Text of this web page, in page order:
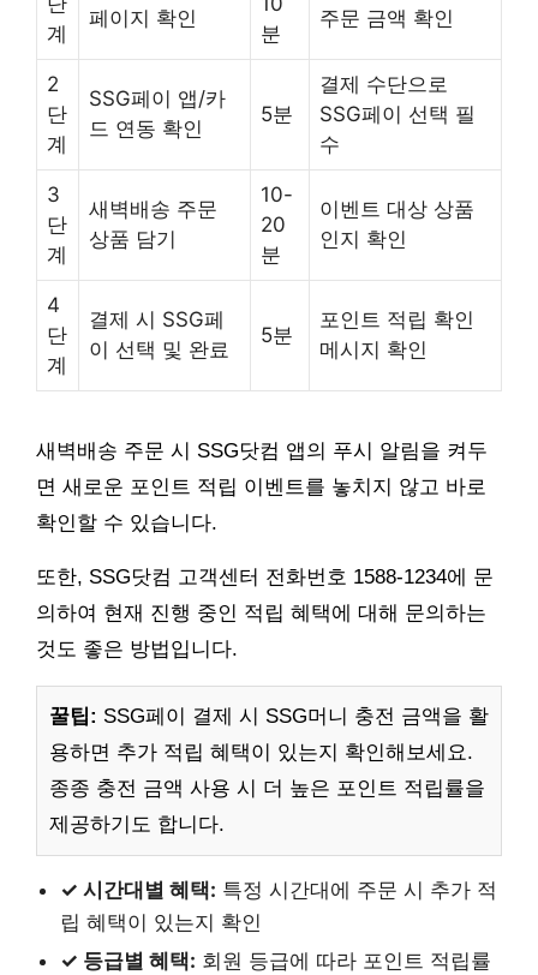
계
페이지 확인
분
주문 금액 확인
2
단
계
SSG페이 앱/카
드 연동 확인
5분
결제 수단으로
SSG페이 선택 필
수
3
단
계
새벽배송 주문
상품 담기
10-
20
분
이벤트 대상 상품
인지 확인
4
단
계
결제 시 SSG페
이 선택 및 완료
5분
포인트 적립 확인
메시지 확인
새벽배송 주문 시 SSG닷컴 앱의 푸시 알림을 켜두
면 새로운 포인트 적립 이벤트를 놓치지 않고 바로
확인할 수 있습니다.
또한, SSG닷컴 고객센터 전화번호 1588-1234에 문
의하여 현재 진행 중인 적립 혜택에 대해 문의하는
것도 좋은 방법입니다.
꿀팁: SSG페이 결제 시 SSG머니 충전 금액을 활
용하면 추가 적립 혜택이 있는지 확인해보세요.
종종 충전 금액 사용 시 더 높은 포인트 적립률을
제공하기도 합니다.
✓ 시간대별 혜택: 특정 시간대에 주문 시 추가 적
립 혜택이 있는지 확인
✓ 등급별 혜택: 회원 등급에 따라 포인트 적립률